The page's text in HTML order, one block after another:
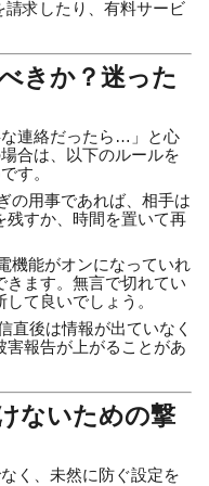
請求したり、有料サービ
きか？迷った
な連絡だったら…」と心
合は、以下のルールを
す。
の用事であれば、相手は
残すか、時間を置いて再
機能がオンになっていれ
きます。無言で切れてい
て良いでしょう。
直後は情報が出ていなく
報告が上がることがあ
ないための撃
く、未然に防ぐ設定を